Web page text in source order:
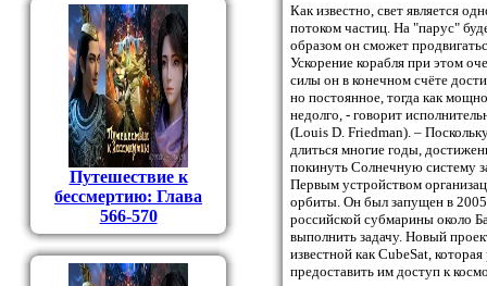
Путешествие к
бессмертию: Глава
566-570
Как известно, свет является
потоком частиц. На "парус"
образом он сможет
Ускорение корабля при этом
силы он в конечном счёте
но постоянное, тогда как
недолго, - говорит
(Louis D. Friedman). –
длиться многие годы,
покинуть Солнечную систему
Первым устройством
орбиты. Он был запущен в
российской субмарины около
выполнить задачу. Новый
известной как CubeSat,
предоставить им доступ к